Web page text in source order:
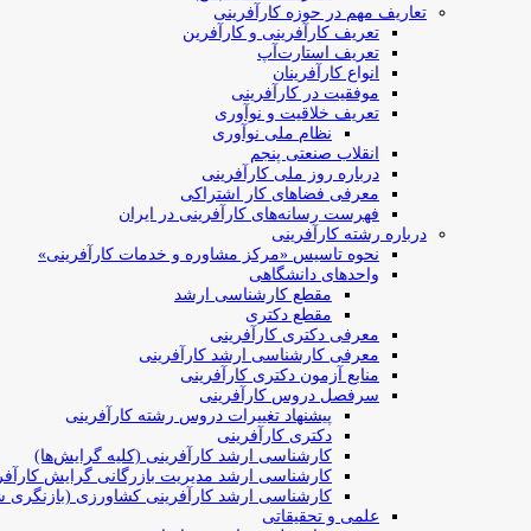
تعاریف مهم در حوزه کارآفرینی
تعریف کارآفرینی و کارآفرین
تعریف استارت‌آپ
انواع کارآفرینان
موفقیت در کارآفرینی
تعریف خلاقیت و نوآوری
نظام ملی نوآوری
انقلاب صنعتی پنجم
درباره روز ملی کارآفرینی
معرفی فضاهای کار اشتراکی
فهرست رسانه‌های کارآفرینی در ایران
درباره رشته کارآفرینی
نحوه تاسیس «مرکز مشاوره و خدمات کارآفرینی»
واحدهای دانشگاهی
مقطع کارشناسی ارشد
مقطع دکتری
معرفی دکتری کارآفرینی
معرفی کارشناسی ارشد کارآفرینی
منابع آزمون دکتری کارآفرینی
سرفصل دروس کارآفرینی
پیشنهاد تغییرات دروس رشته کارآفرینی
دکتری کارآفرینی
کارشناسی ارشد کارآفرینی (کلیه گرایش‌ها)
کارشناسی ارشد مدیریت بازرگانی گرایش
کارشناسی ارشد کارآفرینی کشاورزی (بازنگری
علمی و تحقیقاتی